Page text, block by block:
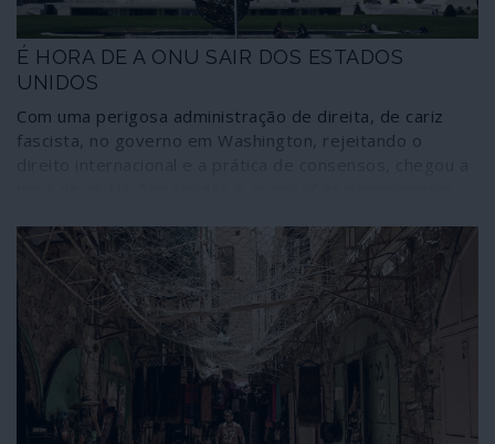
É HORA DE A ONU SAIR DOS ESTADOS
UNIDOS
Com uma perigosa administração de direita, de cariz
fascista, no governo em Washington, rejeitando o
neutro.